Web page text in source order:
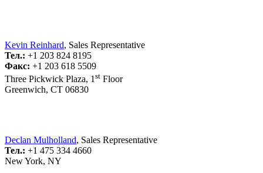
Kevin Reinhard, Sales Representative
Тел.: +1 203 824 8195
Факс: +1 203 618 5509
Three Pickwick Plaza, 1 st Floor
Greenwich, CT 06830
Declan Mulholland, Sales Representative
Тел.: +1 475 334 4660
New York, NY